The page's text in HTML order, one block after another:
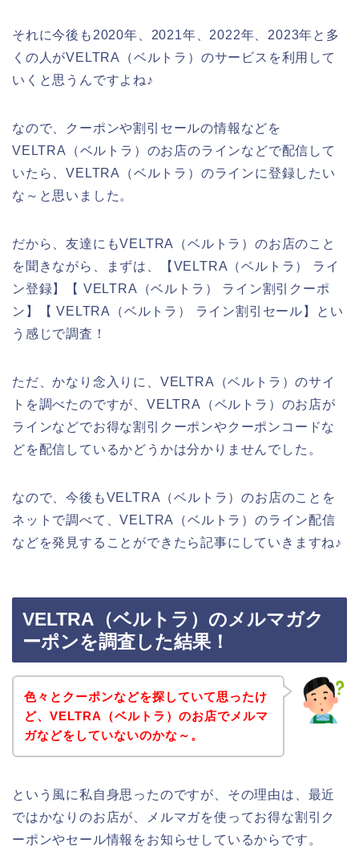
それに今後も2020年、2021年、2022年、2023年と多
くの人がVELTRA（ベルトラ）のサービスを利用して
いくと思うんですよね♪
なので、クーポンや割引セールの情報などを
VELTRA（ベルトラ）のお店のラインなどで配信して
いたら、VELTRA（ベルトラ）のラインに登録したい
な～と思いました。
だから、友達にもVELTRA（ベルトラ）のお店のこと
を聞きながら、まずは、【VELTRA（ベルトラ） ライ
ン登録】【 VELTRA（ベルトラ） ライン割引クーポ
ン】【 VELTRA（ベルトラ） ライン割引セール】とい
う感じで調査！
ただ、かなり念入りに、VELTRA（ベルトラ）のサイ
トを調べたのですが、VELTRA（ベルトラ）のお店が
ラインなどでお得な割引クーポンやクーポンコードな
どを配信しているかどうかは分かりませんでした。
なので、今後もVELTRA（ベルトラ）のお店のことを
ネットで調べて、VELTRA（ベルトラ）のライン配信
などを発見することができたら記事にしていきますね♪
VELTRA（ベルトラ）のメルマガク
ーポンを調査した結果！
色々とクーポンなどを探していて思ったけ
ど、VELTRA（ベルトラ）のお店でメルマ
ガなどをしていないのかな～。
という風に私自身思ったのですが、その理由は、最近
ではかなりのお店が、メルマガを使ってお得な割引ク
ーポンやセール情報をお知らせしているからです。